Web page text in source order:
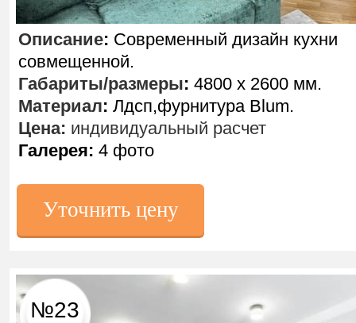
Уточнить цену
Описание: Современный дизайн кухни
совмещенной.
Габариты/размеры: 4800 х 2600 мм.
Материал: Лдсп,фурнитура Blum.
Цена: индивидуальный расчет
Галерея: 4 фото
№23